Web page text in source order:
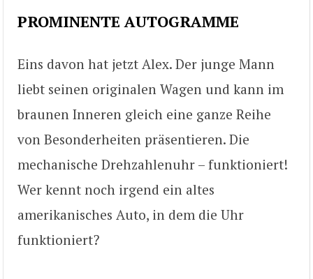
PROMINENTE AUTOGRAMME
Eins davon hat jetzt Alex. Der junge Mann
liebt seinen originalen Wagen und kann im
braunen Inneren gleich eine ganze Reihe
von Besonderheiten präsentieren. Die
mechanische Drehzahlenuhr – funktioniert!
Wer kennt noch irgend ein altes
amerikanisches Auto, in dem die Uhr
funktioniert?